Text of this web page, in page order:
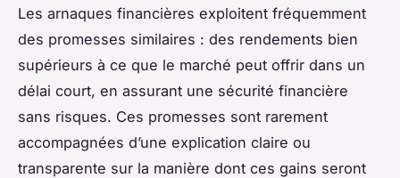
Les arnaques financières exploitent fréquemment
des promesses similaires : des rendements bien
supérieurs à ce que le marché peut offrir dans un
délai court, en assurant une sécurité financière
sans risques. Ces promesses sont rarement
accompagnées d’une explication claire ou
transparente sur la manière dont ces gains seront